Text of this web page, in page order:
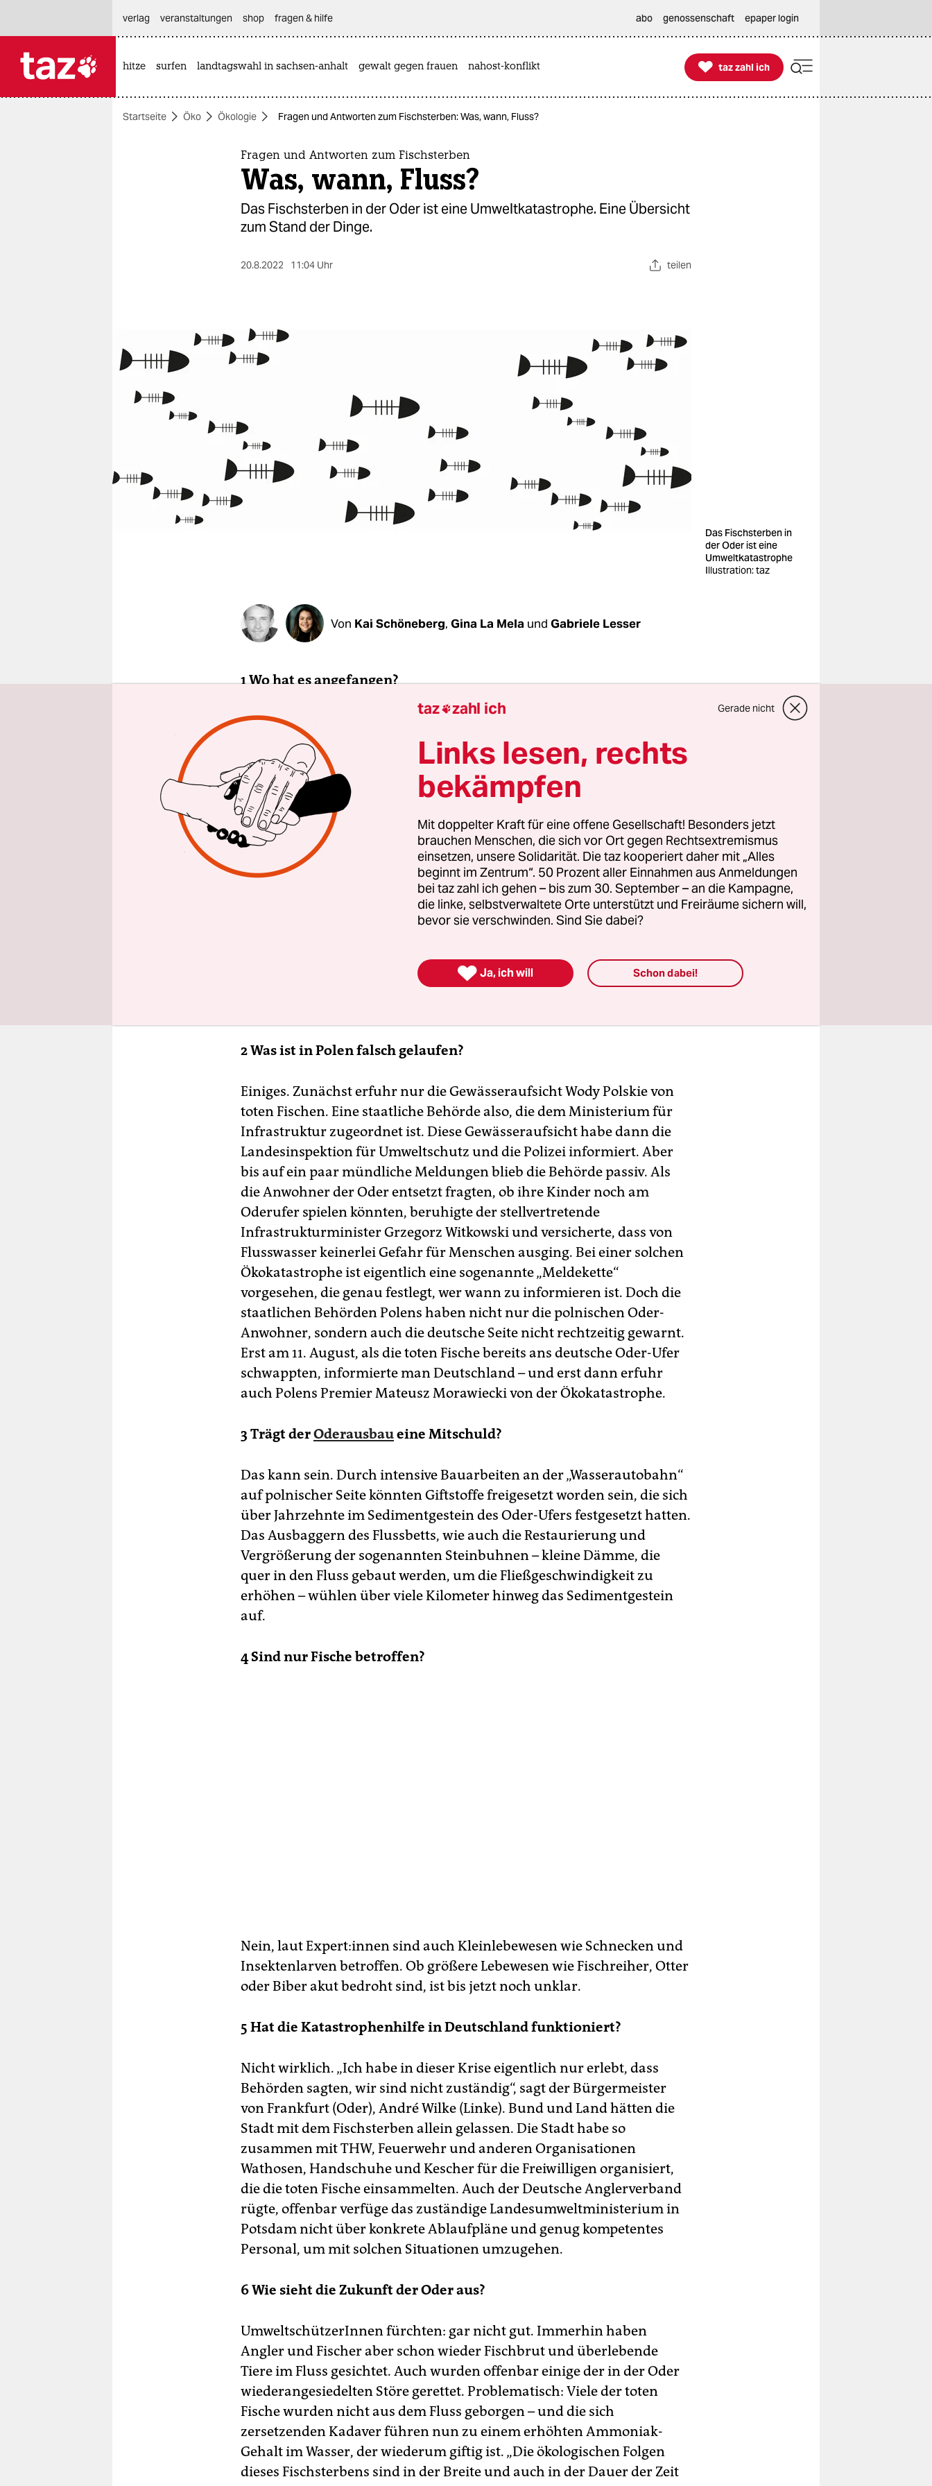
themen
wahrheit
verlag
shop
fragen & hilfe
verlag
veranstaltungen shop fragen & hilfe abo genossenschaft epaper login
hitze surfen landtagswahl in sachsen-anhalt gewalt gegen frauen nahost-konflikt 
taz zahl ich
taz zahl ich
Startseite Öko Ökologie Fragen und Antworten zum Fischsterben: Was, wann, Fluss?
Fragen und Antworten zum Fischsterben
Was, wann, Fluss?
Das Fischsterben in der Oder ist eine Umweltkatastrophe. Eine Übersicht
zum Stand der Dinge.
20.8.2022 11:04 Uhr teilen
Das Fischsterben in
der Oder ist eine
Umweltkatastrophe
Illustration: taz
Von Kai Schöneberg, Gina La Mela und Gabriele Lesser
1 Wo hat es angefangen?
Bereits am 26. Juli sichteten Fischer nahe der Stadt Oława östlich von
tote Fische
. Doch es dauerte mehrere Tage, bis Behörden in
Polen auch die deutsche Seite informierte.
2 Was ist in Polen falsch gelaufen?
Einiges. Zunächst erfuhr nur die Gewässeraufsicht Wody Polskie von
toten Fischen. Eine staatliche Behörde also, die dem Ministerium für
Infrastruktur zugeordnet ist. Diese Gewässeraufsicht habe dann die
Landesinspektion für Umweltschutz und die Polizei informiert. Aber
bis auf ein paar mündliche Meldungen blieb die Behörde passiv. Als
die Anwohner der Oder entsetzt fragten, ob ihre Kinder noch am
Oderufer spielen könnten, beruhigte der stellvertretende
Infrastrukturminister Grzegorz Witkowski und versicherte, dass von
Flusswasser keinerlei Gefahr für Menschen ausging. Bei einer solchen
Ökokatastrophe ist eigentlich eine sogenannte „Meldekette“
vorgesehen, die genau festlegt, wer wann zu informieren ist. Doch die
staatlichen Behörden Polens haben nicht nur die polnischen Oder-
Anwohner, sondern auch die deutsche Seite nicht rechtzeitig gewarnt.
Erst am 11. August, als die toten Fische bereits ans deutsche Oder-Ufer
schwappten, informierte man Deutschland – und erst dann erfuhr
auch Polens Premier Mateusz Morawiecki von der Ökokatastrophe.
3 Trägt derOderausbaueine Mitschuld?
Das kann sein. Durch intensive Bauarbeiten an der „Wasserautobahn“
auf polnischer Seite könnten Giftstoffe freigesetzt worden sein, die sich
über Jahrzehnte im Sedimentgestein des Oder-Ufers festgesetzt hatten.
Das Ausbaggern des Flussbetts, wie auch die Restaurierung und
Vergrößerung der sogenannten Steinbuhnen – kleine Dämme, die
quer in den Fluss gebaut werden, um die Fließgeschwindigkeit zu
erhöhen – wühlen über viele Kilometer hinweg das Sedimentgestein
auf.
4 Sind nur Fische betroffen?
Nein, laut Ex­per­t:in­nen sind auch Kleinlebewesen wie Schnecken und
Insektenlarven betroffen. Ob größere Lebewesen wie Fischreiher, Otter
oder Biber akut bedroht sind, ist bis jetzt noch unklar.
5 Hat die Katastrophenhilfe in Deutschland funktioniert?
Nicht wirklich. „Ich habe in dieser Krise eigentlich nur erlebt, dass
Behörden sagten, wir sind nicht zuständig“, sagt der Bürgermeister
von Frankfurt (Oder), André Wilke (Linke). Bund und Land hätten die
Stadt mit dem Fischsterben allein gelassen. Die Stadt habe so
zusammen mit THW, Feuerwehr und anderen Organisationen
Wathosen, Handschuhe und Kescher für die Freiwilligen organisiert,
die die toten Fische einsammelten. Auch der Deutsche Anglerverband
rügte, offenbar verfüge das zuständige Landesumweltministerium in
Potsdam nicht über konkrete Ablaufpläne und genug kompetentes
Personal, um mit solchen Situationen umzugehen.
6 Wie sieht die Zukunft der Oder aus?
UmweltschützerInnen fürchten: gar nicht gut. Immerhin haben
Angler und Fischer aber schon wieder Fischbrut und überlebende
Tiere im Fluss gesichtet. Auch wurden offenbar einige der in der Oder
wiederangesiedelten Störe gerettet. Problematisch: Viele der toten
Fische wurden nicht aus dem Fluss geborgen – und die sich
zersetzenden Kadaver führen nun zu einem erhöhten Ammoniak-
Gehalt im Wasser, der wiederum giftig ist. „Die ökologischen Folgen
dieses Fischsterbens sind in der Breite und auch in der Dauer der Zeit
taz zahl ich Gerade nicht
Links lesen, rechts
bekämpfen
Mit doppelter Kraft für eine offene Gesellschaft! Besonders jetzt
brauchen Menschen, die sich vor Ort gegen Rechtsextremismus
einsetzen, unsere Solidarität. Die taz kooperiert daher mit „Alles
beginnt im Zentrum“. 50 Prozent aller Einnahmen aus Anmeldungen
bei taz zahl ich gehen – bis zum 30. September – an die Kampagne,
die linke, selbstverwaltete Orte unterstützt und Freiräume sichern will,
bevor sie verschwinden. Sind Sie dabei?
 Ja, ich will Schon dabei!